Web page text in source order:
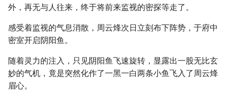
外，再无与人往来，终于将前来监视的密探等走了。
感受着监视的气息消散，周云烽次日立刻布下阵势，于府中
密室开启阴阳鱼。
随着灵力的注入，只见阴阳鱼飞速旋转，显露出一股无比玄
妙的气机，竟是突然化作了一黑一白两条小鱼飞入了周云烽
眉心。